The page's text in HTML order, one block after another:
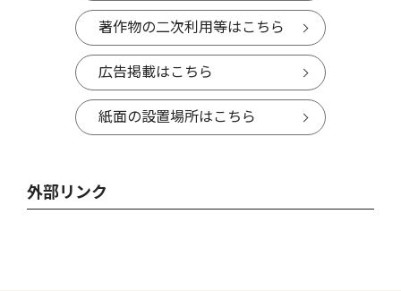
著作物の二次利用等はこちら
広告掲載はこちら
紙面の設置場所はこちら
外部リンク